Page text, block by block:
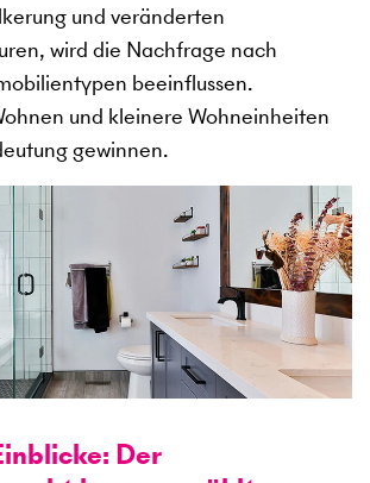
und veränderten
wird die Nachfrage nach
beeinflussen.
und kleinere Wohneinheiten
gewinnen.
Der